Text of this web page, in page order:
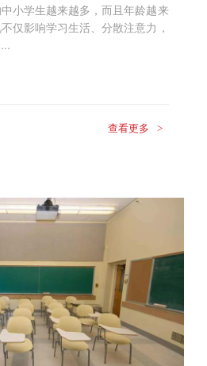
小学生越来越多，而且年龄越来
仅影响学习生活、分散注意力，
查看更多 >